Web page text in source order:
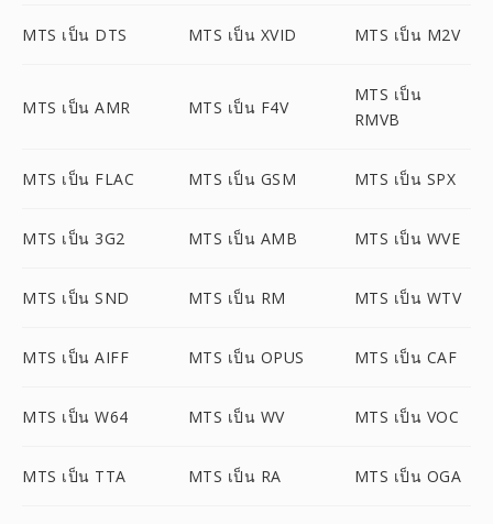
MTS เป็น DTS MTS เป็น XVID MTS เป็น M2V
MTS เป็น AMR MTS เป็น F4V
MTS เป็น
RMVB
MTS เป็น FLAC MTS เป็น GSM MTS เป็น SPX
MTS เป็น 3G2 MTS เป็น AMB MTS เป็น WVE
MTS เป็น SND MTS เป็น RM MTS เป็น WTV
MTS เป็น AIFF MTS เป็น OPUS MTS เป็น CAF
MTS เป็น W64 MTS เป็น WV MTS เป็น VOC
MTS เป็น TTA MTS เป็น RA MTS เป็น OGA